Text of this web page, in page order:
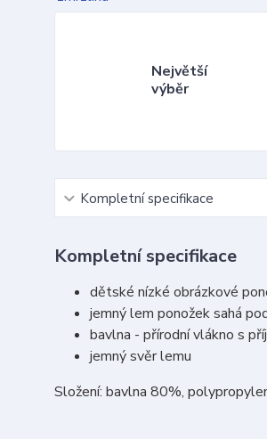
Největší
výběr
Kompletní specifikace
Kompletní specifikace
dětské nízké obrázkové
jemný lem ponožek sahá
bavlna - přírodní vlákno s
jemný svěr lemu
Složení: bavlna 80%,